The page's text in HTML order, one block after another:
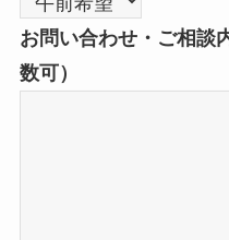
お問い合わせ・ご相談
数可）